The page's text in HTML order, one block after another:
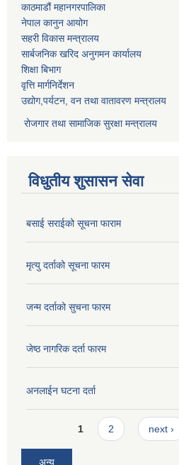
काठमाडौं महानगरपालिका
नेपाल कानुन आयोग
सहरी विकास मन्त्रालय
सार्बजनिक खरिद अनुगमन कार्यालय
शिक्षा बिभाग
वृत्ति मार्गनिर्देशन
उद्योग,पर्यटन, वन तथा वातावरण मन्त्रालय
रोजगार तथा सामाजिक सुरक्षा मन्त्रालय
विधुतीय शुसासन सेवा
बसाई सराईको सूचना फाराम
मृत्यु दर्ताको सूचना फारम
जन्म दर्ताको सुचना फारम
जेष्ठ नागरिक दर्ता फारम
अनलाईन घटना दर्ता
Pages1 2 next ›
अन्य